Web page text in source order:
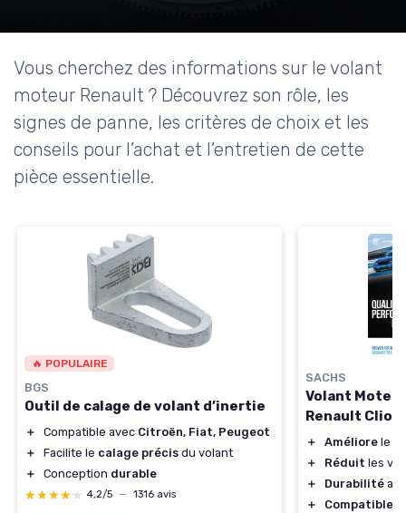
Vous cherchez des informations sur le volant
moteur Renault ? Découvrez son rôle, les
signes de panne, les critères de choix et les
conseils pour l’achat et l’entretien de cette
pièce essentielle.
🔥 POPULAIRE
BGS
Outil de calage de volant d’inertie
＋ Compatible avec Citroën, Fiat, Peugeot
＋
Facilite le calage précis du volant
＋
Conception durable
★★★★★
★★★★★ 4,2/5 — 1316 avis
SACHS
Volant
Renault Clio
＋ Améliore le
＋
Réduit les
＋
Durabilité
＋
Compatible